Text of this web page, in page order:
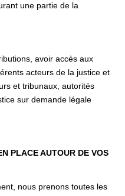
une partie de la
avoir accès aux
acteurs de la justice et
et tribunaux, autorités
sur demande légale
PLACE AUTOUR DE VOS
nous prenons toutes les